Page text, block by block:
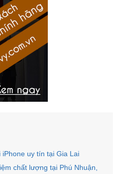
uy tín tại Gia Lai
chất lượng tại Phú Nhuận,